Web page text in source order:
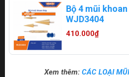
Bộ 4 mũi
WJD3404
410.000₫
Xem thêm: CÁC LOẠI